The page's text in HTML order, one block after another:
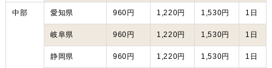
中部 愛知県 960円 1,220円 1,530円 1日
岐阜県 960円 1,220円 1,530円 1日
静岡県 960円 1,220円 1,530円 1日